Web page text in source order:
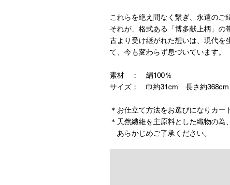
これらを絶え間なく繋ぎ、永遠の
それが、格式ある「博多献上柄」の
古より受け継がれた想いは、現代を
て、今も変わらず息づいています。
素材 ： 絹100％
サイズ： 巾約31cm 長さ約368cm
＊お仕立て方法をお選びになりカー
＊天然繊維を主原料とした織物の為
あらかじめご了承ください。